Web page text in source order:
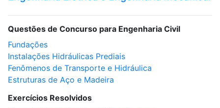
Questões de Concurso para Engenharia Civil
Fundações
Instalações Hidráulicas Prediais
Fenômenos de Transporte e Hidráulica
Estruturas de Aço e Madeira
Exercícios Resolvidos